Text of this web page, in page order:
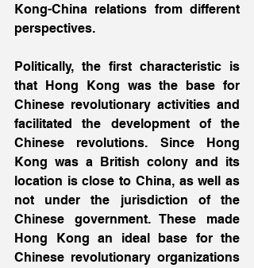
Kong-China relations from different
perspectives.
Politically, the first characteristic is
that Hong Kong was the base for
Chinese revolutionary activities and
facilitated the development of the
Chinese revolutions. Since Hong
Kong was a British colony and its
location is close to China, as well as
not under the jurisdiction of the
Chinese government. These made
Hong Kong an ideal base for the
Chinese revolutionary organizations